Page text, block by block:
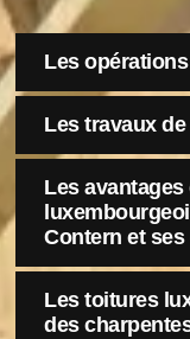
Les
Les travaux
Les
Contern et
Les toitures
des